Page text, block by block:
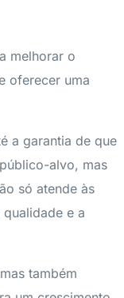
melhorar o
oferecer uma
a garantia de que
alvo, mas
só atende às
e a
também